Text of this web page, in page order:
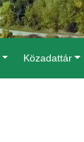
Közadattár